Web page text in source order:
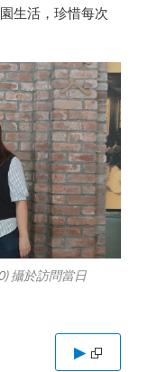
生活，珍惜每次
攝於訪問當日
▶